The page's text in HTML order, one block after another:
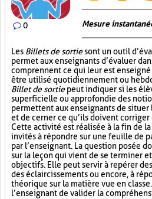
0 Mesure
Les Billets de sortiesont un outil
permet aux enseignants d’évaluer
comprennent ce qui leur est
être utilisé quotidiennement ou
Billet de sortiepeut indiquer si les
superficielle ou approfondie des
permettent aux enseignants de situer
et de cerner ce qu’ils doivent
Cette activité est réalisée à la fin de
invités à répondre sur une feuille de
par l’enseignant. La question posée
sur la leçon qui vient de se terminer
objectifs. Elle peut servir à repérer
des éclaircissements ou encore, à
théorique sur la matière vue en
l’enseignant de valider la